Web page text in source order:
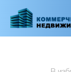
основному